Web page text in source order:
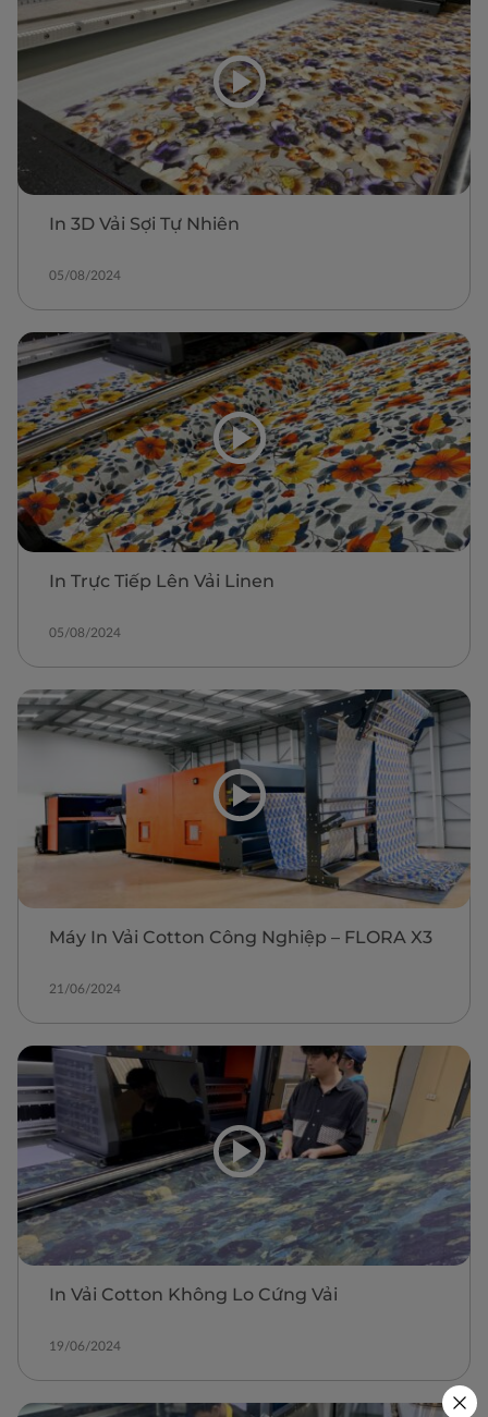
In 3D Vải Sợi Tự Nhiên
05/08/2024
In Trực Tiếp Lên Vải Linen
05/08/2024
Máy In Vải Cotton Công Nghiệp – FLORA X3
21/06/2024
In Vải Cotton Không Lo Cứng Vải
19/06/2024